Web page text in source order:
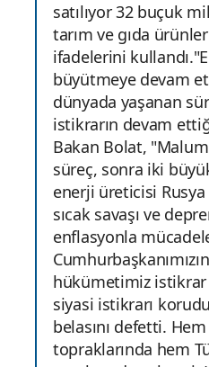
satılıyor 32 buçuk
tarım ve gıda
ifadelerini
büyütmeye devam
dünyada yaşanan
istikrarın devam
Bakan Bolat,
süreç, sonra iki
enerji üreticisi Rusya
sıcak savaşı ve
enflasyonla
hükümetimiz
siyasi istikrarı
belasını defetti.
topraklarında hem